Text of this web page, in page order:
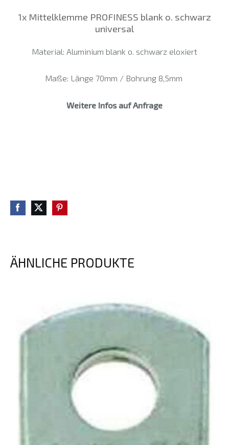
1x Mittelklemme PROFINESS blank o. schwarz
universal
Material: Aluminium blank o. schwarz eloxiert
Maße: Länge 70mm / Bohrung 8,5mm
Weitere Infos auf Anfrage
ÄHNLICHE PRODUKTE